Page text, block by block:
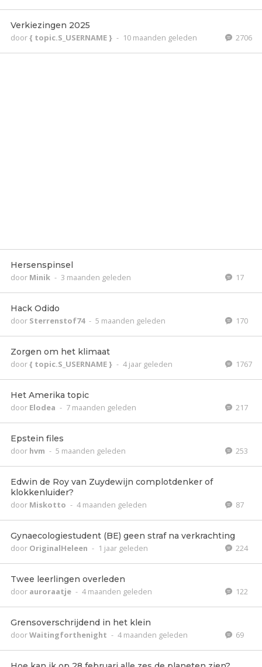
Verkiezingen 2025
door{ topic.S_USERNAME } - 10 maanden geleden 2706
Hersenspinsel
door Minik - 3 maanden geleden 17
Hack Odido
door Sterrenstof74 - 5 maanden geleden 170
Zorgen om het klimaat
door{ topic.S_USERNAME } - 4 jaar geleden 1767
Het Amerika topic
door Elodea - 7 maanden geleden 217
Epstein files
door hvm - 5 maanden geleden 253
Edwin de Roy van Zuydewijn complotdenker of
klokkenluider?
door Miskotto - 4 maanden geleden 87
Gynaecologiestudent (BE) geen straf na verkrachting
door OriginalHeleen - 1 jaar geleden 224
Twee leerlingen overleden
door auroraatje - 4 maanden geleden 122
Grensoverschrijdend in het klein
doorWaitingforthenight - 4 maanden geleden 69